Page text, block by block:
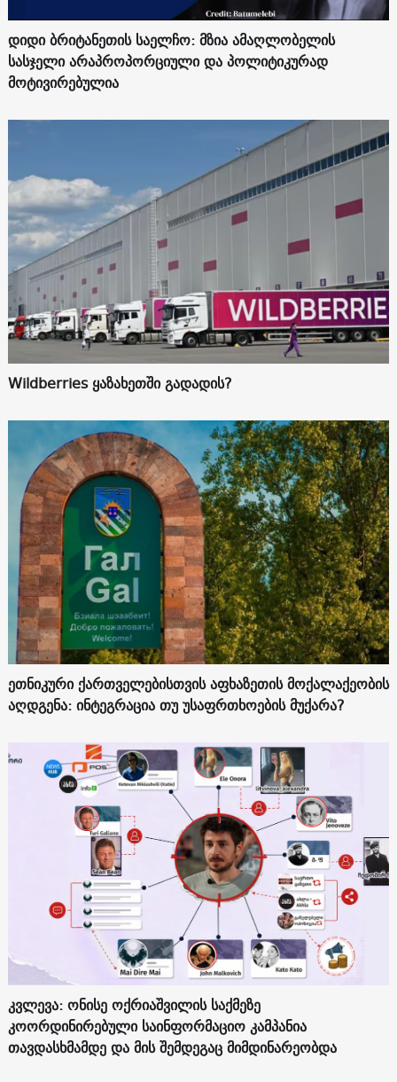
დიდი ბრიტანეთის საელჩო: მზია ამაღლობელის
სასჯელი არაპროპორციული და პოლიტიკურად
მოტივირებულია
Wildberries ყაზახეთში გადადის?
ეთნიკური ქართველებისთვის აფხაზეთის მოქალაქეობის
აღდგენა: ინტეგრაცია თუ უსაფრთხოების მუქარა?
კვლევა: ონისე ოქრიაშვილის საქმეზე
კოორდინირებული საინფორმაციო კამპანია
თავდასხმამდე და მის შემდეგაც მიმდინარეობდა